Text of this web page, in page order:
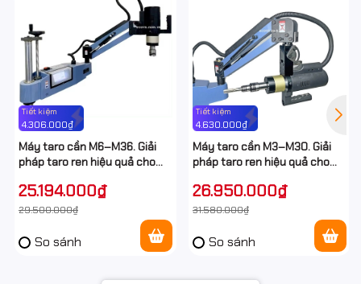
Dải taro M12–M48 phổ biến
, đáp ứng hầu hết nhu cầu taro
trong cơ khí
Động cơ điện mạnh mẽ
, sử dụng nguồn điện 220V thông
dụng
Taro ren nhanh và đều , hạn chế lỗi ren và gãy mũi taro
Tay cần linh hoạt , dễ tiếp cận nhiều vị trí gia công
Tiết kiệm thời gian và chi phí nhân côngcho xưởng cơ khí
Tiết kiệm
4.306.000₫
Máy taro cần M6–M36. Giải
pháp taro ren hiệu quả cho
25.194.000₫
29.500.000₫
So sánh
Tiết kiệm
4.630.000₫
Máy taro cần M3–M30. Giải
pháp taro ren hiệu quả cho
26.950.000₫
31.580.000₫
So sánh